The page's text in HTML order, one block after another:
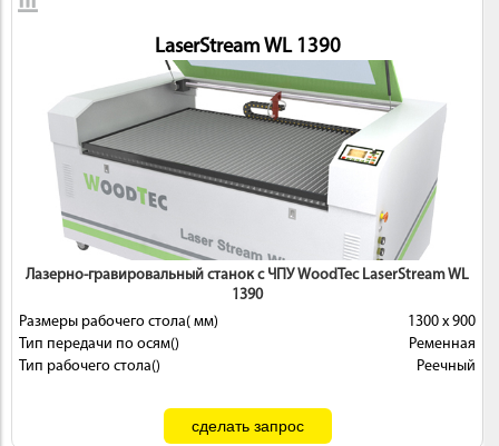
LaserStream WL 1390
Лазерно-гравировальный станок с ЧПУ WoodTec LaserStream WL
1390
Размеры рабочего стола( мм)
1300 х 900
Тип передачи по осям()
Ременная
Тип рабочего стола()
Реечный